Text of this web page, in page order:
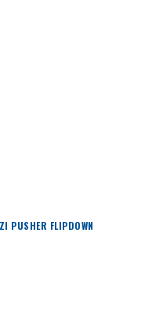
PUSHER FLIPDOWN